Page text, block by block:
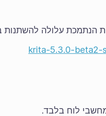
krita-5.3.0-beta2-
לוח בלבד.